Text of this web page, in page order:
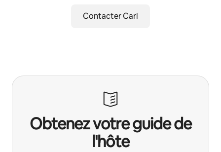
Contacter Carl
Obtenez votre guide de
l'hôte